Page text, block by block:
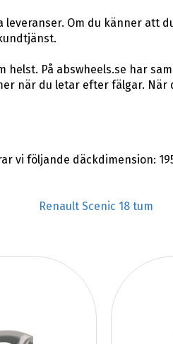
leveranser. Om du känner att
På abswheels.se har
när du letar efter fälgar. När
vi följande däckdimension:
Renault Scenic 18 tum